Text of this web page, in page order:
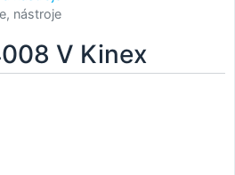
nástroje
V Kinex